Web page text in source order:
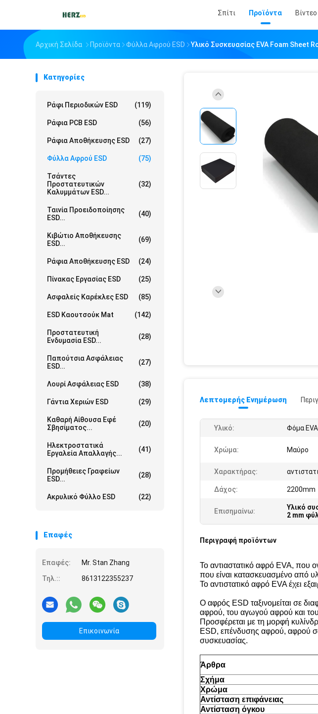
Σπίτι Προϊόντα Βίντεο
Αρχική Σελίδα Προϊόντα Φύλλα Αφρού ESD Υλικό Συσκευασίας EVA Foam Sheet
Κατηγορίες
Ράφι Περιοδικών ESD (119)
Ράφια PCB ESD (56)
Ράφια Αποθήκευσης ESD (27)
Φύλλα Αφρού ESD (75)
Τσάντες
Προστατευτικών
Καλυμμάτων ESD...
(32)
Ταινία Προειδοποίησης
ESD...
(40)
Κιβώτιο Αποθήκευσης
ESD...
(69)
Ράφια Αποθήκευσης ESD (24)
Πίνακας Εργασίας ESD (25)
Ασφαλείς Καρέκλες ESD (85)
ESD Καουτσούκ Mat (142)
Προστατευτική
Ενδυμασία ESD...
(28)
Παπούτσια Ασφάλειας
ESD...
(27)
Λουρί Ασφάλειας ESD (38)
Γάντια Χεριών ESD (29)
Καθαρή Αίθουσα Εφέ
Σβησίματος...
(20)
Ηλεκτροστατικά
Εργαλεία Απαλλαγής...
(41)
Προμήθειες Γραφείων
ESD...
(28)
Ακρυλικό Φύλλο ESD (22)
Επαφές
Επαφές:
Mr. Stan Zhang
Τηλ.::
8613122355237
Επικοινωνία
Λεπτομερής Ενημέρωση
Υλικό: Φόμα
Χρώμα: Μαύρο
Χαρακτήρας:
Δάχος: 2200mm
Επισημαίνω: Υλικό
2 mm
Περιγραφή προϊόντων
Το αντιαστατικό αφρό EVA, που
που είναι κατασκευασμένο από
Το αντιστατικό αφρό EVA έχει
Ο αφρός ESD ταξινομείται σε
αφρού, του αγωγού αφρού και του
Προσφέρεται με τη μορφή
ESD, επένδυσης αφρού, αφρού
συσκευασίας.
Άρθρα
Σχήμα
Χρώμα
Αντίσταση επιφάνειας
Αντίσταση όγκου